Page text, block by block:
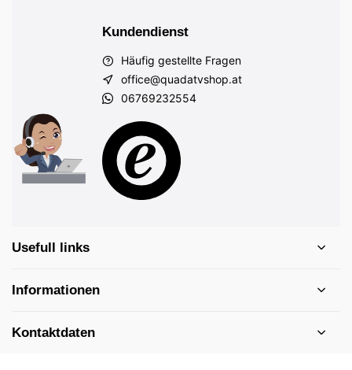
Kundendienst
Häufig gestellte Fragen
office@quadatvshop.at
06769232554
Usefull links
Informationen
Kontaktdaten